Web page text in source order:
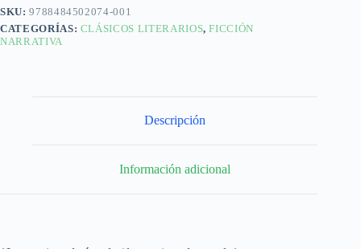
SKU:9788484502074-001
CATEGORÍAS: CLÁSICOS LITERARIOS,FICCIÓN
NARRATIVA
Descripción
Información adicional